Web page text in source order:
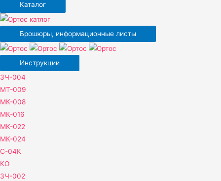
Каталог
Брошюры, информационные листы
Инструкции
ЗЧ-004
МТ-009
МК-008
МК-016
МК-022
МК-024
С-04К
КО
ЗЧ-002